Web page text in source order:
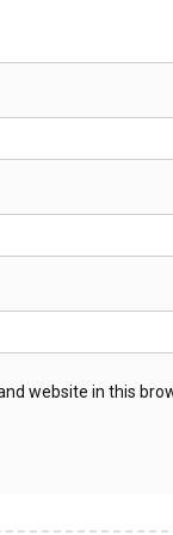
website in this